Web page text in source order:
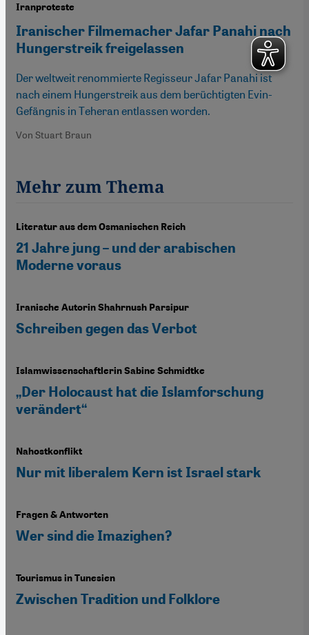
Iranproteste
Iranischer Filmemacher Jafar Panahi nach
Hungerstreik freigelassen
Der weltweit renommierte Regisseur Jafar Panahi ist
nach einem Hungerstreik aus dem berüchtigten Evin-
Gefängnis in Teheran entlassen worden.
Von Stuart Braun
Mehr zum Thema
Literatur aus dem Osmanischen Reich
21 Jahre jung – und der arabischen
Moderne voraus
Iranische Autorin Shahrnush Parsipur
Schreiben gegen das Verbot
Islamwissenschaftlerin Sabine Schmidtke
„Der Holocaust hat die Islamforschung
verändert“
Nahostkonflikt
Nur mit liberalem Kern ist Israel stark
Fragen & Antworten
Wer sind die Imazighen?
Tourismus in Tunesien
Zwischen Tradition und Folklore